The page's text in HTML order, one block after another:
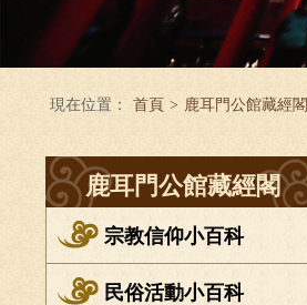
現在位置： 首頁 > 鹿耳門公館藏經閣
鹿耳門公館藏經閣
宗教信仰小百科
民俗活動小百科